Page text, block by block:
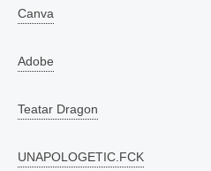
Canva
Adobe
Teatar Dragon
UNAPOLOGETIC.FCK